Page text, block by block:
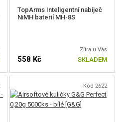
TopArms Inteligentní nabíječ
NiMH baterií MH-8S
Zítra u Vás
558 Kč SKLADEM
Kód 2622